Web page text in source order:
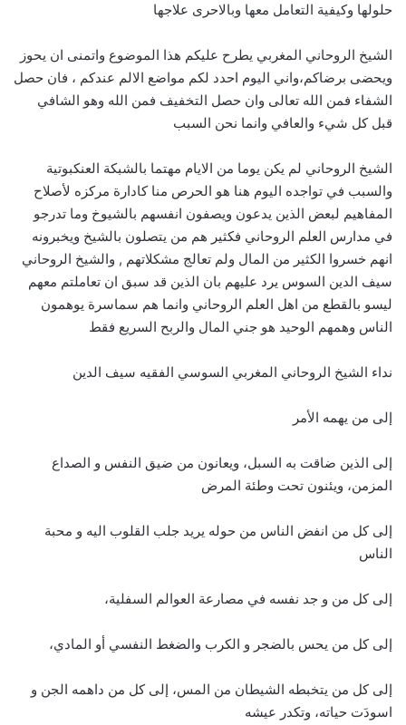
حلولها وكيفية التعامل معها وبالاحرى علاجها
الشيخ الروحاني المغربي يطرح عليكم هذا الموضوع واتمنى ان يحوز
ويحضى برضاكم،واني اليوم احدد لكم مواضع الالم عندكم ، فان حصل
الشفاء فمن الله تعالى وان حصل التخفيف فمن الله وهو الشافي
قبل كل شيء والعافي وانما نحن السبب
الشيخ الروحاني لم يكن يوما من الايام مهتما بالشبكة العنكبوتية
والسبب في تواجده اليوم هنا هو الحرص منا كادارة مركزه لأصلاح
المفاهيم لبعض الذين يدعون ويصفون انفسهم بالشيوخ وما تدرجو
في مدارس العلم الروحاني فكثير هم من يتصلون بالشيخ ويخبرونه
انهم خسروا الكثير من المال ولم تعالج مشكلاتهم , والشيخ الروحاني
سيف الدين السوس يرد عليهم بان الذين قد سبق ان تعاملتم معهم
ليسو بالقطع من اهل العلم الروحاني وانما هم سماسرة يوهمون
الناس وهمهم الوحيد هو جني المال والربح السريع فقط
نداء الشيخ الروحاني المغربي السوسي الفقيه سيف الدين
إلى من يهمه الأمر
إلى الذين ضاقت به السبل، ويعانون من ضيق النفس و الصداع
المزمن، ويئنون تحت وطئة المرض
إلى كل من انفض الناس من حوله يريد جلب القلوب اليه و محبة
الناس
إلى كل من و جد نفسه في مصارعة العوالم السفلية،
إلى كل من يحس بالضجر و الكرب والضغط النفسي أو المادي،
إلى كل من يتخبطه الشيطان من المس، إلى كل من داهمه الجن و
اسودَت حياته، وتكدر عيشه